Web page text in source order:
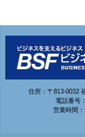
住所：〒813-0032
電話番号
営業時間